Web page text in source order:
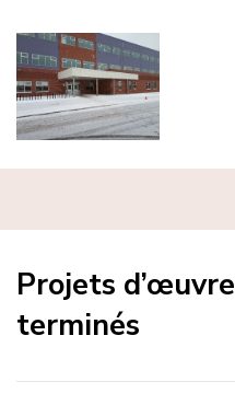
Projets
terminés